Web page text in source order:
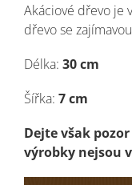
Akáciové dřevo je
dřevo se
Délka: 30 cm
Šířka: 7 cm
Dejte však
výrobky nejsou